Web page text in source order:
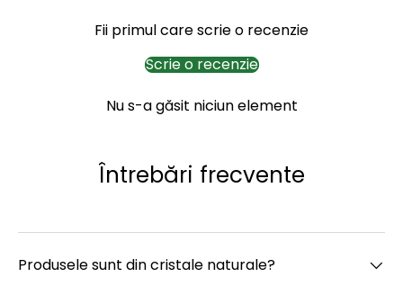
Fii primul care scrie o recenzie
Scrie o recenzie
Nu s-a găsit niciun element
Întrebări frecvente
Produsele sunt din cristale naturale?